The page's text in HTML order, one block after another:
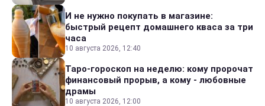
И не нужно покупать в магазине:
быстрый рецепт домашнего кваса за три
часа
10 августа 2026, 12:40
Таро-гороскоп на неделю: кому пророчат
финансовый прорыв, а кому - любовные
драмы
10 августа 2026, 12:00